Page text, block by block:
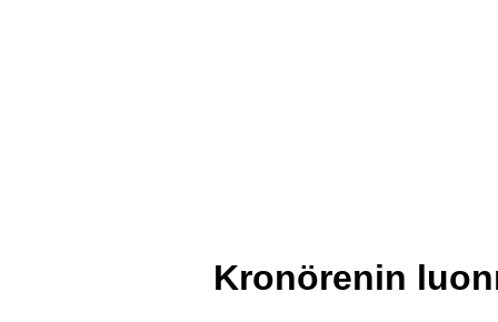
Kronörenin